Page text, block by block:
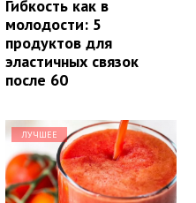
Гибкость как в
молодости: 5
продуктов для
эластичных связок
после 60
ЛУЧШЕЕ